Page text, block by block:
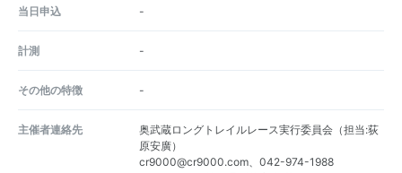
当日申込 -
計測 -
その他の特徴 -
主催者連絡先
奥武蔵ロングトレイルレース実行委員会（担当:荻
原安廣）
cr9000@cr9000.com、042-974-1988